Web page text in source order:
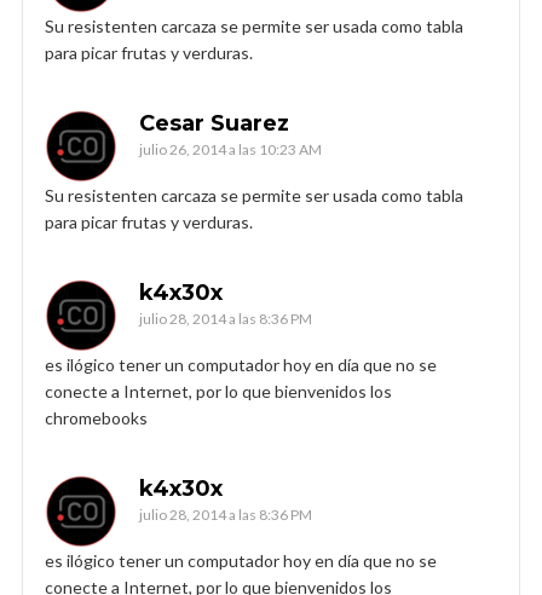
Su resistenten carcaza se permite ser usada como tabla
para picar frutas y verduras.
Cesar Suarez
julio 26, 2014 a las 10:23 AM
Su resistenten carcaza se permite ser usada como tabla
para picar frutas y verduras.
k4x30x
julio 28, 2014 a las 8:36 PM
es ilógico tener un computador hoy en día que no se
conecte a Internet, por lo que bienvenidos los
chromebooks
k4x30x
julio 28, 2014 a las 8:36 PM
es ilógico tener un computador hoy en día que no se
conecte a Internet, por lo que bienvenidos los